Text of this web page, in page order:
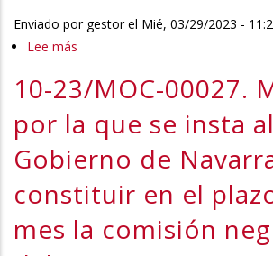
Enviado por gestorel Mié, 03/29/2023 -
Lee más
23/CCO-
Cámara
de
Comptos
sobre
la
10-23/MOC-00027.
por la que se insta al
Gobierno de
constituir en el
mes la comisión